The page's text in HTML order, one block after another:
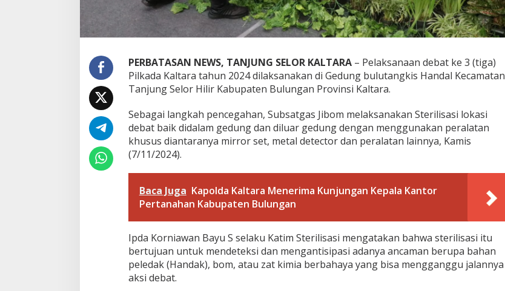
s
a
n
S
r
l
i
a
i
L
a
s
i
D
e
PERBATASAN NEWS, TANJUNG SELOR KALTARA– Pelaksanaan debat ke 3 (tiga)
Pilkada Kaltara tahun 2024 dilaksanakan di Gedung bulutangkis Handal Kecamatan
Tanjung Selor Hilir Kabupaten Bulungan Provinsi Kaltara.
Sebagai langkah pencegahan, Subsatgas Jibom melaksanakan Sterilisasi lokasi
debat baik didalam gedung dan diluar gedung dengan menggunakan peralatan
khusus diantaranya mirror set, metal detector dan peralatan lainnya, Kamis
(7/11/2024).
Baca Juga Kapolda Kaltara Menerima Kunjungan Kepala Kantor
Pertanahan Kabupaten Bulungan
Ipda Korniawan Bayu S selaku Katim Sterilisasi mengatakan bahwa sterilisasi itu
bertujuan untuk mendeteksi dan mengantisipasi adanya ancaman berupa bahan
peledak (Handak), bom, atau zat kimia berbahaya yang bisa mengganggu jalannya
aksi debat.